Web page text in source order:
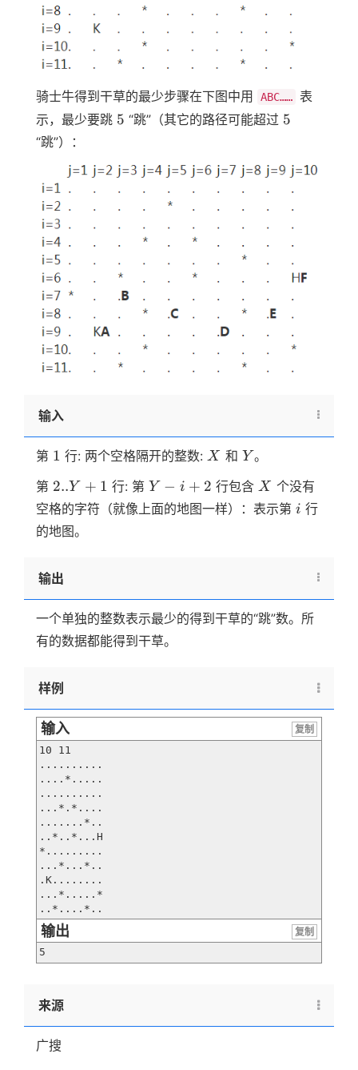
骑士牛得到干草的最少步骤在下图中用 ABC…… 表
示，最少要跳 5
5 “跳”（其它的路径可能超过 5
5
“跳”）：
输入
第 1
1 行: 两个空格隔开的整数: X
X 和 Y
Y 。
第 2..Y+1
2..Y + 1 行: 第 Y-
i+2
Y − i + 2 行包含 X
X 个没有
空格的字符（就像上面的地图一样）：表示第 i
i 行
的地图。
输出
一个单独的整数表示最少的得到干草的“跳”数。所
有的数据都能得到干草。
样例
输入
复制
10 11
..........
....*.....
..........
...*.*....
.......*..
..*..*...H
*.........
...*...*..
.K........
...*.....*
..*....*..
输出
复制
5
来源
广搜